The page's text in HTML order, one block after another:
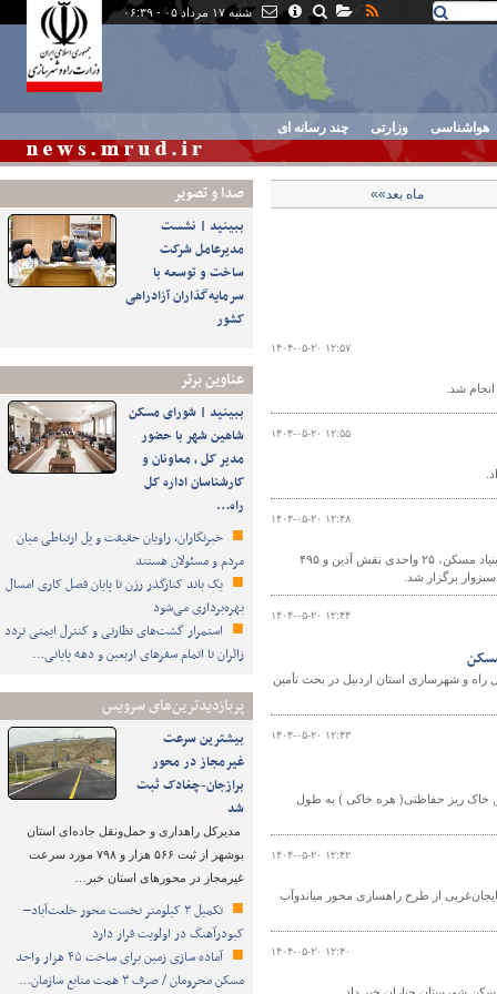
شنبه ۱۷ مرداد ۰۵ - ۰۶:۳۹
هواشناسی وزارتی چند رسانه ای
صدا و تصوير
ببینید | نشست
مدیرعامل شرکت
ساخت و توسعه با
سرمایه‌گذاران آزادراهی
کشور
عناوین برتر
ببینید | شورای مسکن
شاهین شهر با حضور
مدیر کل ، معاونان و
کارشناسان اداره کل
راه…
خبرنگاران، راویان حقیقت و پل ارتباطی میان
مردم و مسئولان هستند
یک باند کنارگذر رزن تا پایان فصل کاری امسال
بهره‌برداری می‌شود
استمرار گشت‌های نظارتی و کنترل ایمنی تردد
زائران تا اتمام سفرهای اربعین و دهه پایانی…
پربازدیدترین‌های سرویس
بیشترین سرعت
غیرمجاز در محور
برازجان-چغادک ثبت
شد
مدیرکل راهداری و حمل‌ونقل جاده‌ای استان
بوشهر از ثبت ۵۶۶ هزار و ۷۹۸ مورد سرعت
غیرمجاز در محورهای استان خبر…
تکمیل ۳ کیلومتر نخست محور خلعت‌آباد–
کبودرآهنگ در اولویت قرار دارد
آماده سازی زمین برای ساخت ۴۵ هزار واحد
مسکن محرومان / صرف ۳ همت منابع سازمان…
ماه بعد»»
۱۴۰۴-۰۵-۲۰ ۱۲:۵۷
۱۴۰۴-۰۵-۲۰ ۱۲:۵۵
۱۴۰۴-۰۵-۲۰ ۱۲:۴۸
جلسه شورای مسکن شهرستان سبزوار باهدف بررسی و رفع موانع پروژه‌های ۶۰ واحدی بنیاد مسکن، ۲۵ واحدی نقش آذین و ۴۹۵
برگزار شد.
۱۴۰۴-۰۵-۲۰ ۱۲:۴۴
و شهرسازی استان اردبیل در بحث تأمین
۱۴۰۴-۰۵-۲۰ ۱۲:۴۳
راهداری و حمل‌ونقل جاده‌ای شهرستان بیجار اعلام کرد: راهداران طی ۲۰ روز, خاک ریز حفاظتی( هره خاکی ) به طول
۱۴۰۴-۰۵-۲۰ ۱۲:۴۲
از طرح راهسازی محور میاندوآب
۱۴۰۴-۰۵-۲۰ ۱۲:۴۰